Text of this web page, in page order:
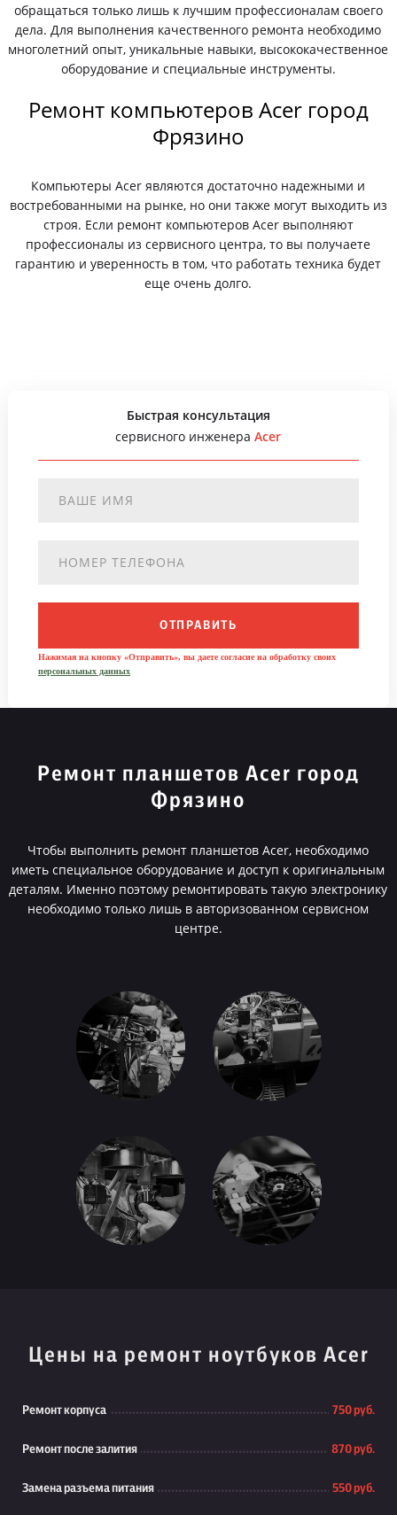
обращаться только лишь к лучшим профессионалам своего
дела. Для выполнения качественного ремонта необходимо
многолетний опыт, уникальные навыки, высококачественное
оборудование и специальные инструменты.
Ремонт компьютеров Acer город
Фрязино
Компьютеры Acer являются достаточно надежными и
востребованными на рынке, но они также могут выходить из
строя. Если ремонт компьютеров Acer выполняют
профессионалы из сервисного центра, то вы получаете
гарантию и уверенность в том, что работать техника будет
еще очень долго.
Быстрая консультация
сервисного инженераAcer
ОТПРАВИТЬ
Нажимая на кнопку «Отправить», вы даете согласие на обработку своих
персональных данных
Ремонт планшетов Acer город
Фрязино
Чтобы выполнить ремонт планшетов Acer, необходимо
иметь специальное оборудование и доступ к оригинальным
деталям. Именно поэтому ремонтировать такую электронику
необходимо только лишь в авторизованном сервисном
центре.
Цены на ремонт ноутбуков Acer
Ремонт корпуса 750 руб.
Ремонт после залития 870 руб.
Замена разъема питания 550 руб.